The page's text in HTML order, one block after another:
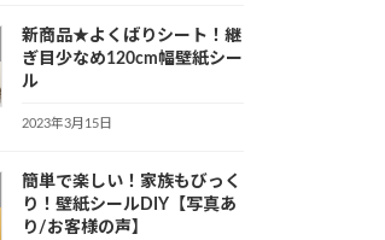
新商品★よくばりシート！継
ぎ目少なめ120cm幅壁紙シー
ル
2023年3月15日
簡単で楽しい！家族もびっく
り！壁紙シールDIY【写真あ
り/お客様の声】